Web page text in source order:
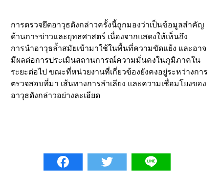
การตรวจยึดอาวุธดังกล่าวครั้งนี้ถูกมองว่าเป็นข้อมูลสำคัญ
ด้านการข่าวและยุทธศาสตร์ เนื่องจากแสดงให้เห็นถึง
การนำอาวุธล้ำสมัยเข้ามาใช้ในพื้นที่ความขัดแย้ง และอาจ
มีผลต่อการประเมินสถานการณ์ความมั่นคงในภูมิภาคใน
ระยะต่อไป ขณะที่หน่วยงานที่เกี่ยวข้องยังคงอยู่ระหว่างการ
ตรวจสอบที่มา เส้นทางการลำเลียง และความเชื่อมโยงของ
อาวุธดังกล่าวอย่างละเอียด